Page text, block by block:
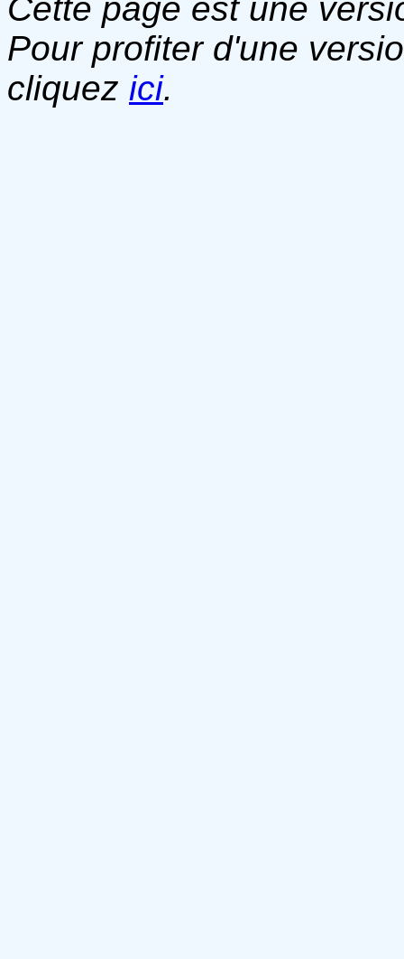
Cette page est une
Pour profiter d'une
cliquez ici.